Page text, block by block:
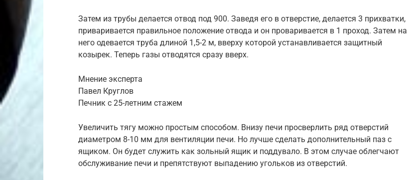
Затем из трубы делается отвод под 900. Заведя его в отверстие, делается 3 прихватки,
приваривается правильное положение отвода и он проваривается в 1 проход. Затем на
него одевается труба длиной 1,5-2 м, вверху которой устанавливается защитный
козырек. Теперь газы отводятся сразу вверх.
Мнение эксперта
Павел Круглов
Печник с 25-летним стажем
Увеличить тягу можно простым способом. Внизу печи просверлить ряд отверстий
диаметром 8-10 мм для вентиляции печи. Но лучше сделать дополнительный паз с
ящиком. Он будет служить как зольный ящик и поддувало. В этом случае облегчают
обслуживание печи и препятствуют выпадению угольков из отверстий.